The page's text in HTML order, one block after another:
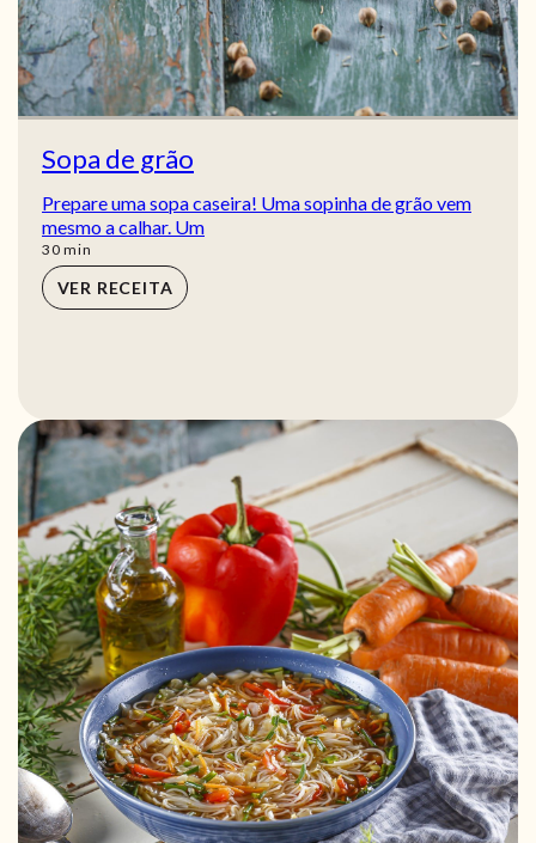
Sopa de grão
Prepare uma sopa caseira! Uma sopinha de grão vem
mesmo a calhar. Um
30min
min
VER RECEITA